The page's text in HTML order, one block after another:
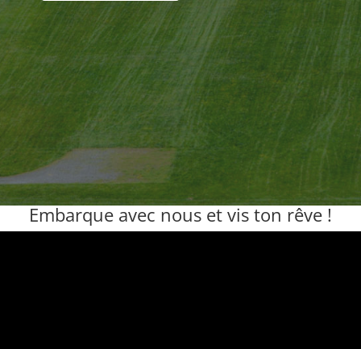
Embarque avec nous et vis ton rêve !